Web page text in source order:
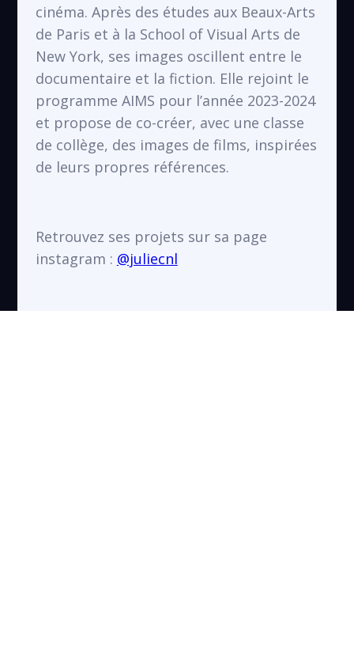
cinéma. Après des études aux Beaux-Arts
de Paris et à la School of Visual Arts de
New York, ses images oscillent entre le
documentaire et la fiction. Elle rejoint le
programme AIMS pour l’année 2023-2024
et propose de co-créer, avec une classe
de collège, des images de films, inspirées
de leurs propres références.
Retrouvez ses projets sur sa page
instagram : @juliecnl